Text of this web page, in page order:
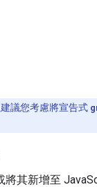
議您考慮將宣告式
其新增至